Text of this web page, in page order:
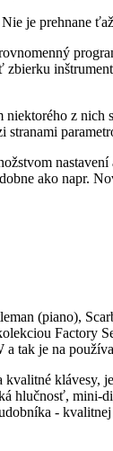
je prehnane
z
ako napr.
(piano),
Factory
tak je na
mini-
-